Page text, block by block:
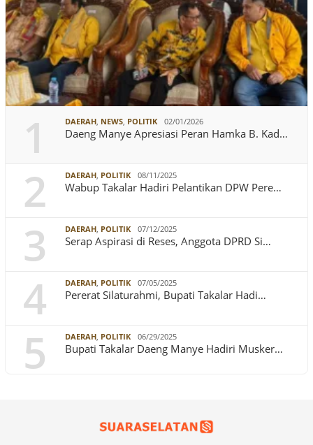
1 DAERAH, NEWS, POLITIK 02/01/2026
Daeng Manye Apresiasi Peran Hamka B. Kad…
2 DAERAH, POLITIK 08/11/2025
Wabup Takalar Hadiri Pelantikan DPW Pere…
3 DAERAH, POLITIK 07/12/2025
Serap Aspirasi di Reses, Anggota DPRD Si…
4 DAERAH, POLITIK 07/05/2025
Pererat Silaturahmi, Bupati Takalar Hadi…
5 DAERAH, POLITIK 06/29/2025
Bupati Takalar Daeng Manye Hadiri Musker…